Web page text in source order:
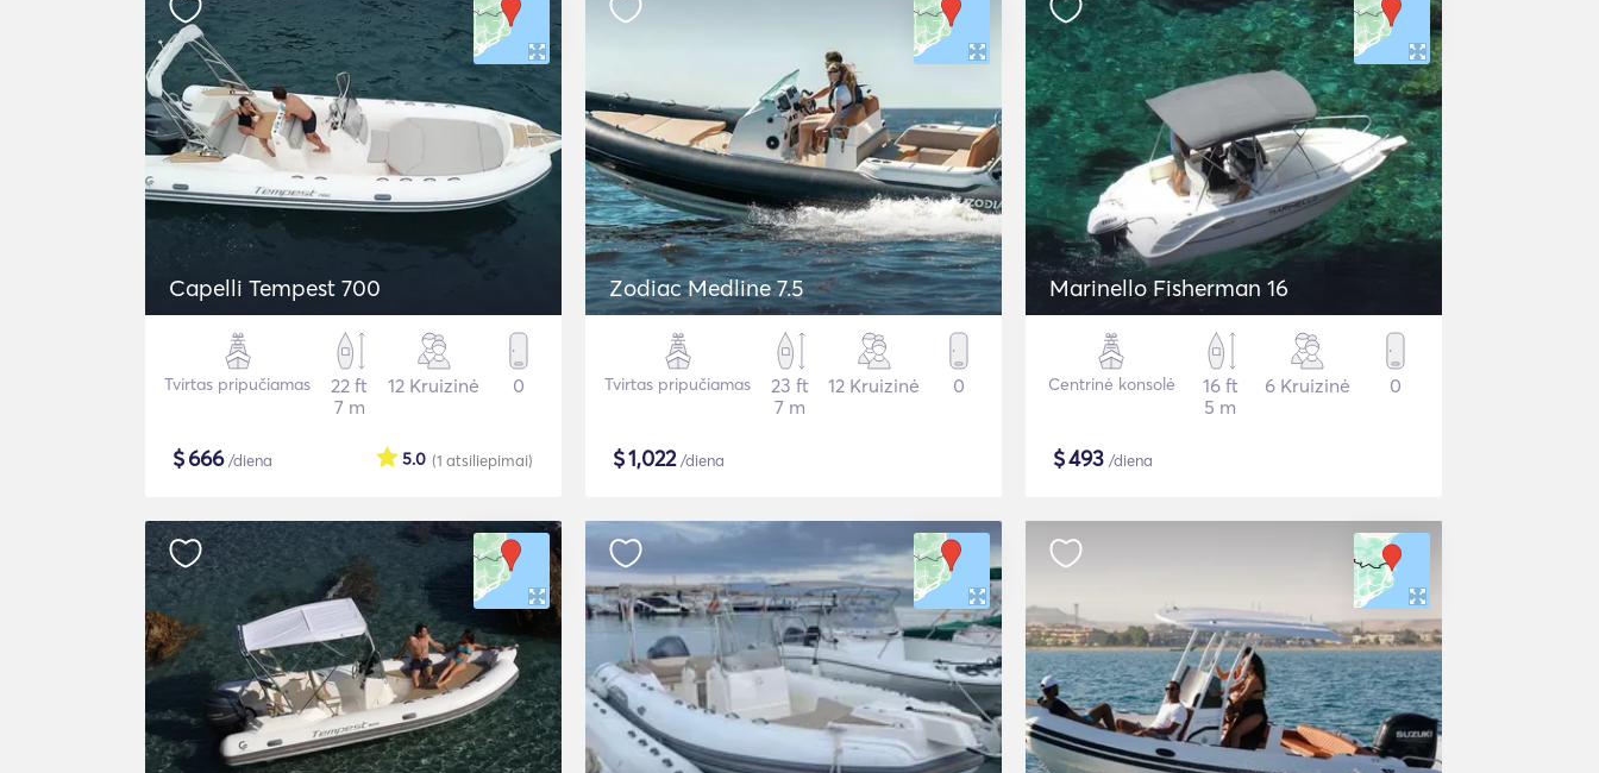
Capelli Tempest 700
Tvirtas pripučiamas
22 ft
7 m
12 Kruizinė 0
$666/diena (1 atsiliepimai)
5.0
Zodiac Medline 7.5
Tvirtas pripučiamas
23 ft
7 m
12 Kruizinė 0
$1,022/diena
Marinello Fisherman 16
Centrinė konsolė
16 ft
5 m
6 Kruizinė 0
$493 /diena